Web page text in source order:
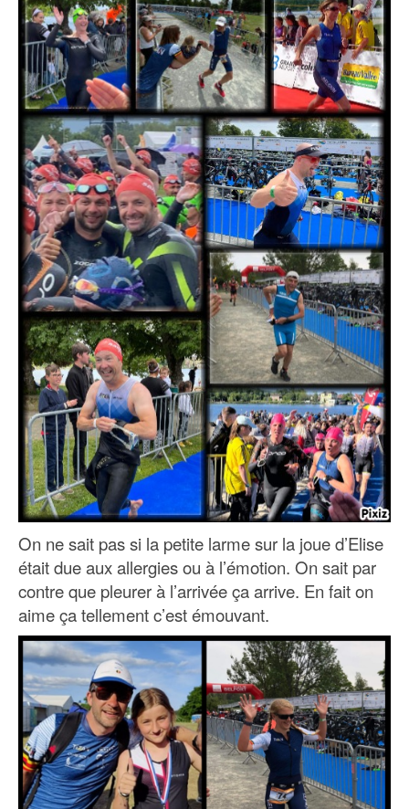
On ne sait pas si la petite larme sur la joue d’Elise
était due aux allergies ou à l’émotion. On sait par
contre que pleurer à l’arrivée ça arrive. En fait on
aime ça tellement c’est émouvant.